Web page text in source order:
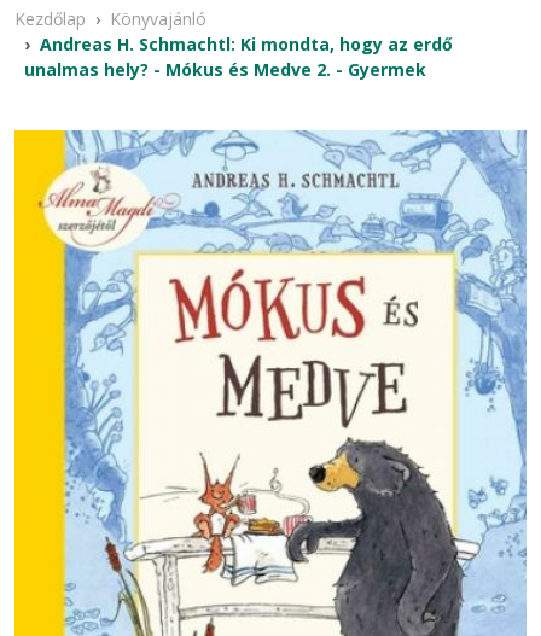
Kezdőlap
Könyvajánló
Andreas H. Schmachtl: Ki ​mondta, hogy az erdő
unalmas hely? - Mókus és Medve 2. - Gyermek